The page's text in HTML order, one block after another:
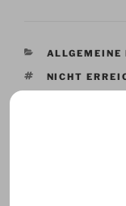
KATEGORIEN
NICHT
Schreibe
Deine E-Mail-
Erforderliche